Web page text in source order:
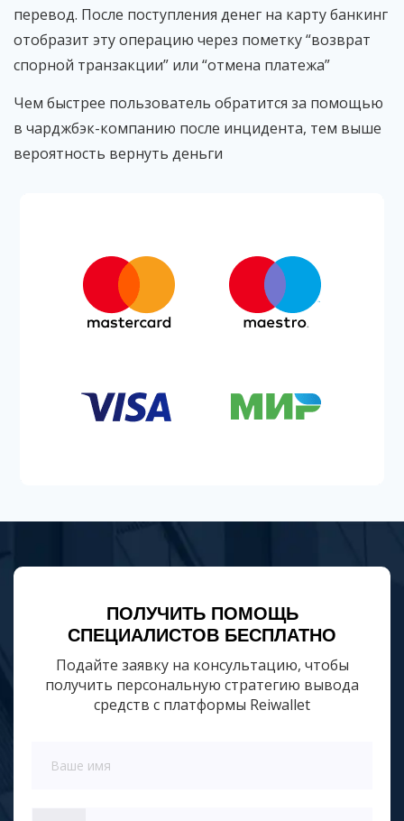
перевод. После поступления денег на карту банкинг
отобразит эту операцию через пометку “возврат
спорной транзакции” или “отмена платежа”
Чем быстрее пользователь обратится за помощью
в чарджбэк-компанию после инцидента, тем выше
вероятность вернуть деньги
ПОЛУЧИТЬ ПОМОЩЬ
СПЕЦИАЛИСТОВ БЕСПЛАТНО
Подайте заявку на консультацию, чтобы
получить персональную стратегию вывода
средств с платформы Reiwallet